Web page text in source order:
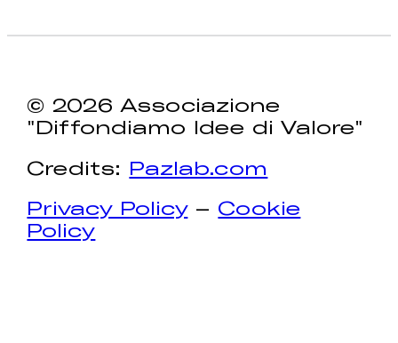
© 2026 Associazione
"Diffondiamo Idee di Valore"
Credits: Pazlab.com
Privacy Policy– Cookie
Policy